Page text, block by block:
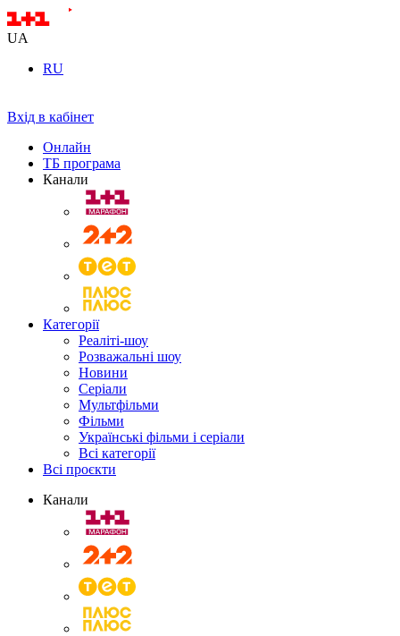
UA
RU
Вхід в кабінет
Онлайн
ТБ програма
Канали
Категорії
Реаліті-шоу
Розважальні шоу
Новини
Серіали
Мультфільми
Фільми
Українські фільми і серіали
Всі категорії
Всі проєкти
Канали